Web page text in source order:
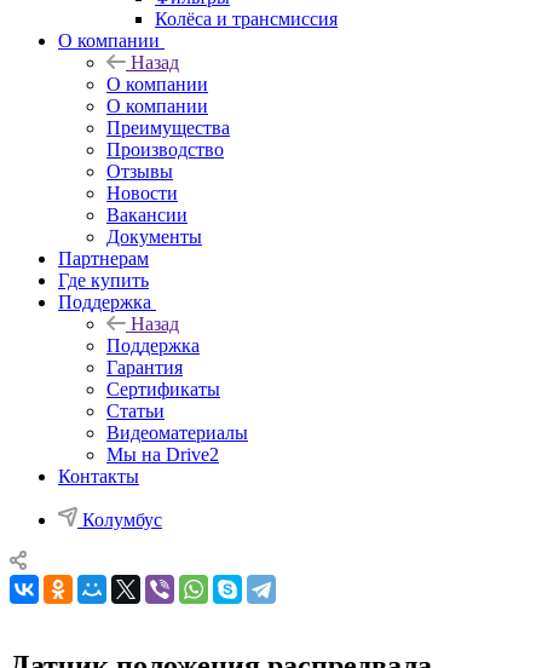
Колёса и трансмиссия
О компании
Назад
О компании
О компании
Преимущества
Производство
Отзывы
Новости
Вакансии
Документы
Партнерам
Где купить
Поддержка
Назад
Поддержка
Гарантия
Сертификаты
Статьи
Видеоматериалы
Мы на Drive2
Контакты
Колумбус